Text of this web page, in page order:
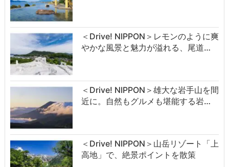
＜Drive! NIPPON＞レモンのように爽
やかな風景と魅力が溢れる、尾道…
＜Drive! NIPPON＞雄大な岩手山を間
近に。自然もグルメも堪能する岩…
＜Drive! NIPPON＞山岳リゾート「上
高地」で、絶景ポイントを散策